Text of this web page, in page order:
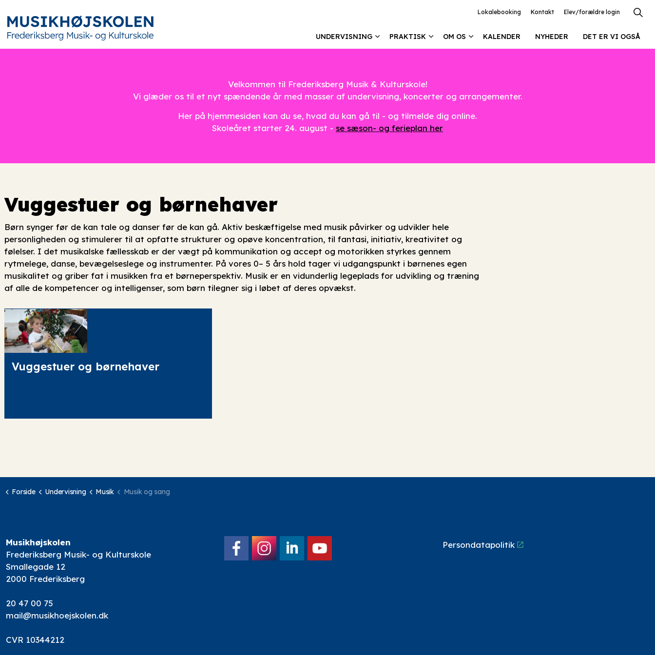
UNDERVISNING PRAKTISK OM OS KALENDER NYHEDER DET ER VI OGSÅ
Lokalebooking Kontakt Elev/forældre login
Velkommen til Frederiksberg Musik & Kulturskole!
Vi glæder os til et nyt spændende år med masser af undervisning, koncerter og arrangementer.
Her på hjemmesiden kan du se, hvad du kan gå til - og tilmelde dig online.
Skoleåret starter 24. august - se sæson- og ferieplan her
Vuggestuer og børnehaver
Børn synger før de kan tale og danser før de kan gå. Aktiv beskæftigelse med musik påvirker og udvikler hele
personligheden og stimulerer til at opfatte strukturer og opøve koncentration, til fantasi, initiativ, kreativitet og
følelser. I det musikalske fællesskab er der vægt på kommunikation og accept og motorikken styrkes gennem
rytmelege, danse, bevægelseslege og instrumenter. På vores 0– 5 års hold tager vi udgangspunkt i børnenes egen
musikalitet og griber fat i musikken fra et børneperspektiv. Musik er en vidunderlig legeplads for udvikling og træning
af alle de kompetencer og intelligenser, som børn tilegner sig i løbet af deres opvækst.
Vuggestuer og børnehaver
Forside Undervisning Musik Musik og sang
Musikhøjskolen
Frederiksberg Musik- og Kulturskole
Smallegade 12
2000 Frederiksberg
20 47 00 75
mail@musikhoejskolen.dk
CVR 10344212
Persondatapolitik